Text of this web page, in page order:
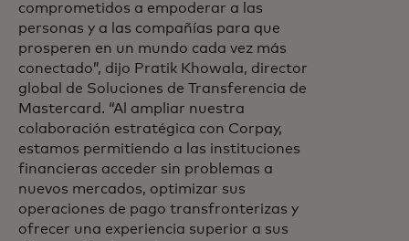
comprometidos a empoderar a las
personas y a las compañías para que
prosperen en un mundo cada vez más
conectado”, dijo Pratik Khowala, director
global de Soluciones de Transferencia de
Mastercard. “Al ampliar nuestra
colaboración estratégica con Corpay,
estamos permitiendo a las instituciones
financieras acceder sin problemas a
nuevos mercados, optimizar sus
operaciones de pago transfronterizas y
ofrecer una experiencia superior a sus